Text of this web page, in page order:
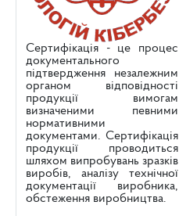
Сертифікація - це процес
документального
підтвердження незалежним
органом відповідності
продукції вимогам
визначеними певними
нормативними
документами. Сертифікація
продукції проводиться
шляхом випробувань зразків
виробів, аналізу технічної
документації виробника,
обстеження виробництва.